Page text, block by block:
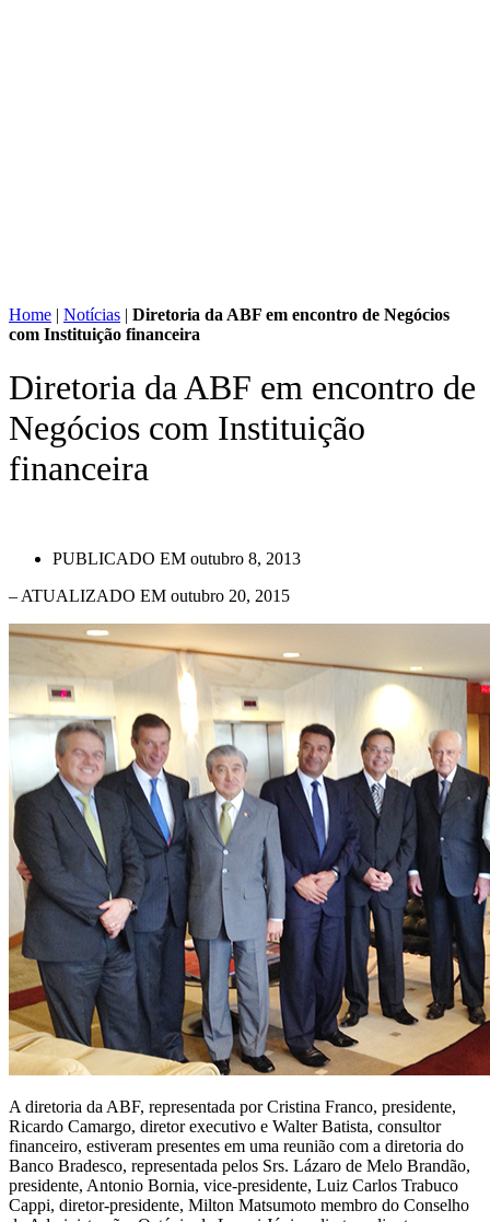
Home | Notícias | Diretoria da ABF em encontro de Negócios
com Instituição financeira
Diretoria da ABF em encontro de
Negócios com Instituição
financeira
PUBLICADO EM outubro 8, 2013
– ATUALIZADO EM outubro 20, 2015
A diretoria da ABF, representada por Cristina Franco, presidente,
Ricardo Camargo, diretor executivo e Walter Batista, consultor
financeiro, estiveram presentes em uma reunião com a diretoria do
Banco Bradesco, representada pelos Srs. Lázaro de Melo Brandão,
presidente, Antonio Bornia, vice-presidente, Luiz Carlos Trabuco
Cappi, diretor-presidente, Milton Matsumoto membro do Conselho